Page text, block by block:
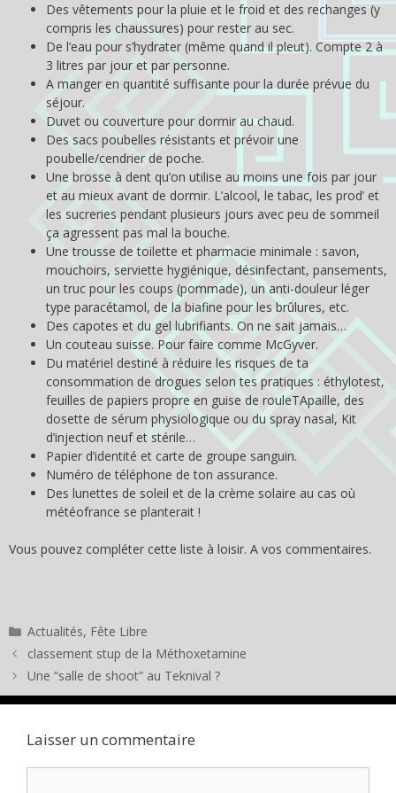
Des vêtements pour la pluie et le froid et des rechanges (y
compris les chaussures) pour rester au sec.
De l’eau pour s’hydrater (même quand il pleut). Compte 2 à
3 litres par jour et par personne.
A manger en quantité suffisante pour la durée prévue du
séjour.
Duvet ou couverture pour dormir au chaud.
Des sacs poubelles résistants et prévoir une
poubelle/cendrier de poche.
Une brosse à dent qu’on utilise au moins une fois par jour
et au mieux avant de dormir. L’alcool, le tabac, les prod’ et
les sucreries pendant plusieurs jours avec peu de sommeil
ça agressent pas mal la bouche.
Une trousse de toilette et pharmacie minimale : savon,
mouchoirs, serviette hygiénique, désinfectant, pansements,
un truc pour les coups (pommade), un anti-douleur léger
type paracétamol, de la biafine pour les brûlures, etc.
Des capotes et du gel lubrifiants. On ne sait jamais…
Un couteau suisse. Pour faire comme McGyver.
Du matériel destiné à réduire les risques de ta
consommation de drogues selon tes pratiques : éthylotest,
feuilles de papiers propre en guise de rouleTApaille, des
dosette de sérum physiologique ou du spray nasal, Kit
d’injection neuf et stérile…
Papier d’identité et carte de groupe sanguin.
Numéro de téléphone de ton assurance.
Des lunettes de soleil et de la crème solaire au cas où
météofrance se planterait !
Vous pouvez compléter cette liste à loisir. A vos commentaires.
Catégories
Actualités, Fête Libre
classement stup de la Méthoxetamine
Une “salle de shoot” au Teknival ?
Laisser un commentaire